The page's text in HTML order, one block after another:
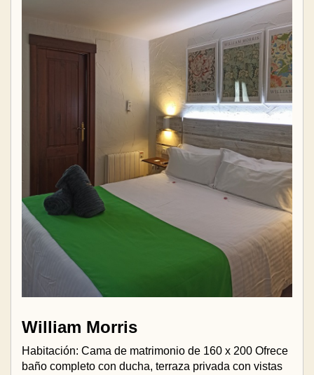
William Morris
Habitación: Cama de matrimonio de 160 x 200 Ofrece
baño completo con ducha, terraza privada con vistas